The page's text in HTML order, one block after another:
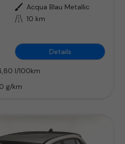
Außenfarbe Acqua Blau Metallic
Kilometerstand 10 km
Details
l/100km
g/km